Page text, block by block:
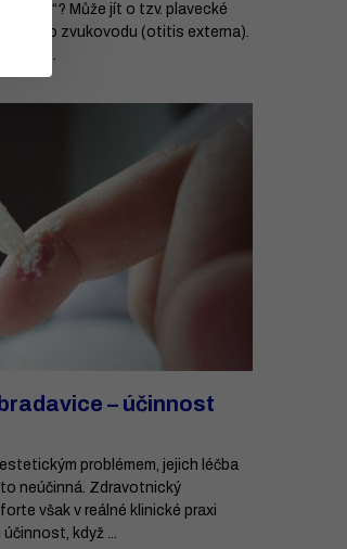
ven“? Může jít o tzv. plavecké
zvukovodu (otitis externa).
který ...
– účinnost
problémem, jejich léčba
neúčinná. Zdravotnický
však v reálné klinické praxi
když ...